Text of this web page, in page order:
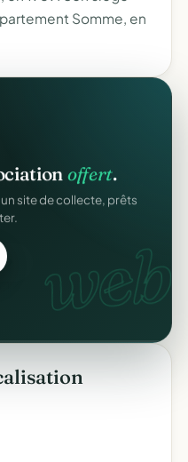
Somme, en
web.
offert.
site de collecte, prêts